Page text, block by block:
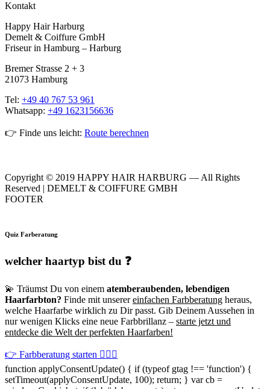
Kontakt
Happy Hair Harburg
Demelt & Coiffure GmbH
Friseur in Hamburg – Harburg
Bremer Strasse 2 + 3
21073 Hamburg
Tel: +49 40 767 53 961
Whatsapp: +49 1623156636
👉 Finde uns leicht: Route berechnen
Copyright © 2019 HAPPY HAIR HARBURG — All Rights
Reserved | DEMELT & COIFFURE GMBH
FOOTER
Quiz Farberatung
welcher haartyp bist du ❓
💫 Träumst Du von einem atemberaubenden, lebendigen
Haarfarbton? Finde mit unserereinfachen Farbberatung heraus,
welche Haarfarbe wirklich zu Dir passt. Gib Deinem Aussehen in
nur wenigen Klicks eine neue Farbbrillanz – starte jetzt und
entdecke die Welt der perfekten Haarfarben!
👉 Farbberatung starten 💇‍♀️✨
function applyConsentUpdate() { if (typeof gtag !== 'function') {
setTimeout(applyConsentUpdate, 100); return; } var cb =